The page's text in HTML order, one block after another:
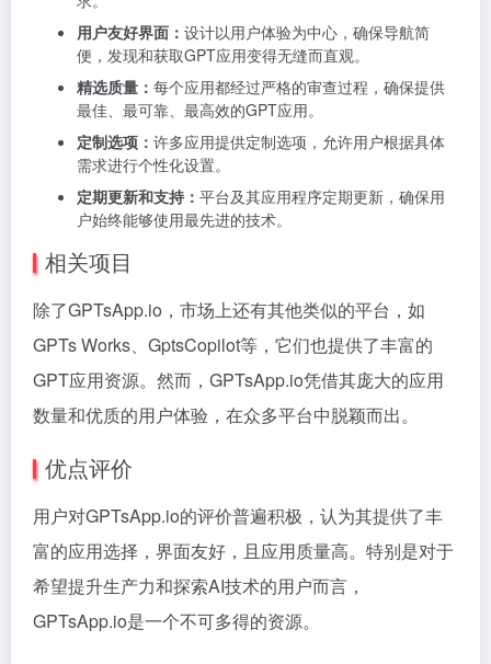
用户友好界面： 设计以用户体验为中心，确保导航简
便，发现和获取GPT应用变得无缝而直观。
精选质量： 每个应用都经过严格的审查过程，确保提供
最佳、最可靠、最高效的GPT应用。
定制选项： 许多应用提供定制选项，允许用户根据具体
需求进行个性化设置。
定期更新和支持： 平台及其应用程序定期更新，确保用
户始终能够使用最先进的技术。
相关项目
除了GPTsApp.io，市场上还有其他类似的平台，如
GPTs Works、GptsCopilot等，它们也提供了丰富的
GPT应用资源。然而，GPTsApp.io凭借其庞大的应用
数量和优质的用户体验，在众多平台中脱颖而出。
优点评价
用户对GPTsApp.io的评价普遍积极，认为其提供了丰
富的应用选择，界面友好，且应用质量高。特别是对于
希望提升生产力和探索AI技术的用户而言，
GPTsApp.io是一个不可多得的资源。